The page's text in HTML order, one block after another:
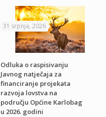
31 srpnja, 2026
Odluka o raspisivanju
Javnog natječaja za
financiranje projekata
razvoja lovstva na
području Općine Karlobag
u 2026. godini